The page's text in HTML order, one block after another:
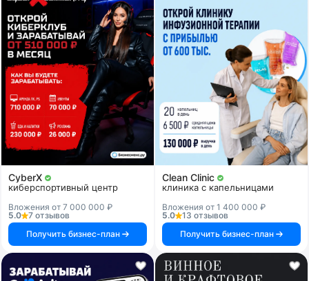
CyberX
киберспортивный центр
Вложения от 7 000 000 ₽
5.0
7 отзывов
Получить бизнес-план
Clean Clinic
клиника с капельницами
Вложения от 1 400 000 ₽
5.0
13 отзывов
Получить бизнес-план